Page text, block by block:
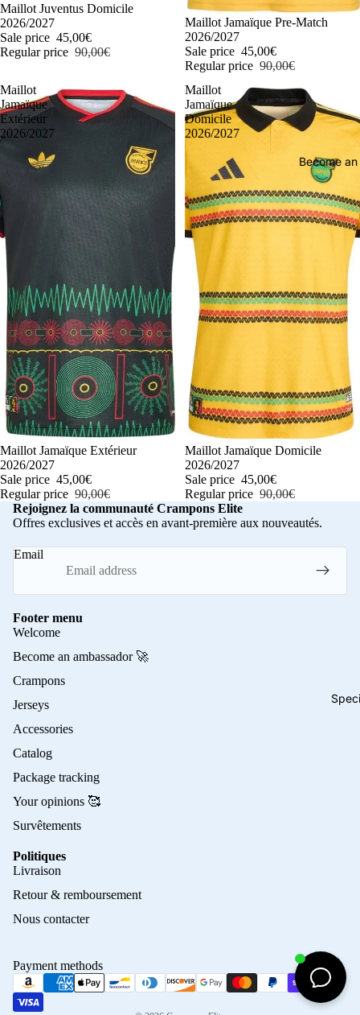
Become
-50%
Maillot Juventus Domicile
2026/2027
Sale price 45,00€
Regular price 90,00€
-50%
Maillot Jamaïque Pre-Match
2026/2027
Sale price 45,00€
Regular price 90,00€
Maillot
Jamaïque
Extérieur
2026/2027
-50%
Maillot Jamaïque Extérieur
2026/2027
Sale price 45,00€
Regular price 90,00€
Maillot
Jamaïque
Domicile
2026/2027
-50%
Maillot Jamaïque Domicile
2026/2027
Sale price 45,00€
Regular price 90,00€
Rejoignez la communauté Crampons Elite
Offres exclusives et accès en avant-première aux nouveautés.
Email
Footer menu
Welcome
Become an ambassador 🚀
Crampons
Jerseys
Accessories
Catalog
Package tracking
Your opinions 🥰
Survêtements
Politiques
Livraison
Retour & remboursement
Nous contacter
Payment methods
Terms of sale